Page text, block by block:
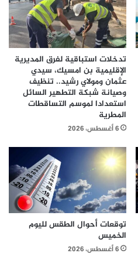
تدخلات استباقية لفرق المديرية
الإقليمية بن امسيك، سيدي
عثمان ومولاي رشيد.. تنظيف
وصيانة شبكة التطهير السائل
استعدادا لموسم التساقطات
المطرية
6 أغسطس، 2026
توقعات أحوال الطقس لليوم
الخميس
6 أغسطس، 2026